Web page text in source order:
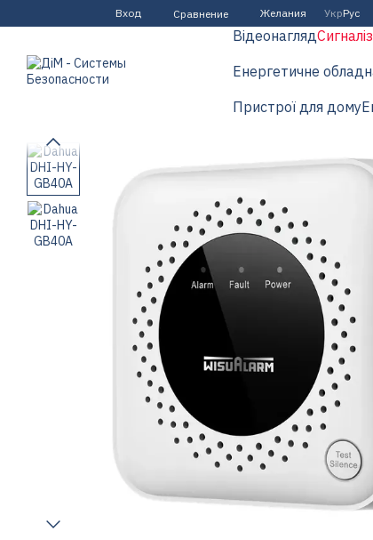
Перейти к основному контенту
Вход Сравнение Желания УкрРус
Відеонагляд
Енергетичне
Пристрої для дому